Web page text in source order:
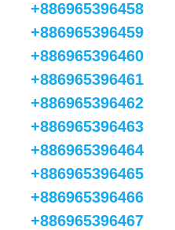
+886965396458
+886965396459
+886965396460
+886965396461
+886965396462
+886965396463
+886965396464
+886965396465
+886965396466
+886965396467